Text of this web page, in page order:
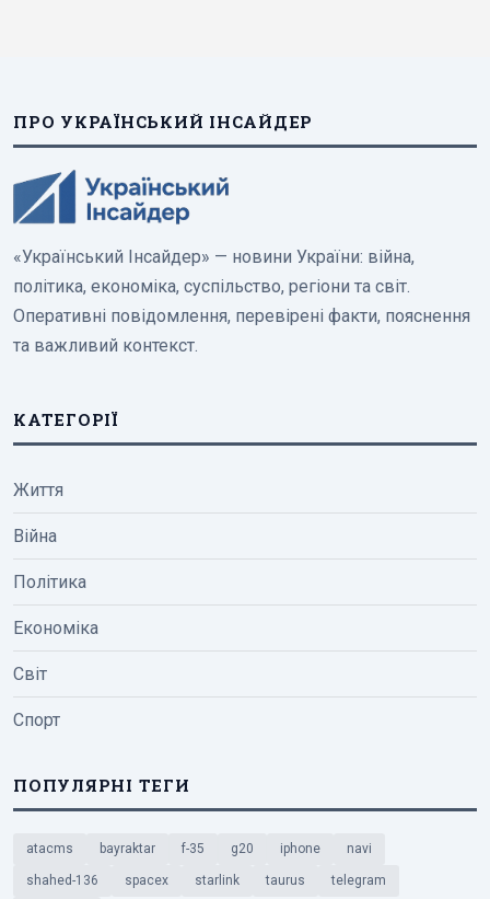
ПРО УКРАЇНСЬКИЙ ІНСАЙДЕР
«Український Інсайдер» — новини України: війна,
політика, економіка, суспільство, регіони та світ.
Оперативні повідомлення, перевірені факти, пояснення
та важливий контекст.
КАТЕГОРІЇ
Життя
Війна
Політика
Економіка
Світ
Спорт
ПОПУЛЯРНІ ТЕГИ
atacms bayraktar f-35 g20 iphone navi
shahed-136 spacex starlink taurus telegram